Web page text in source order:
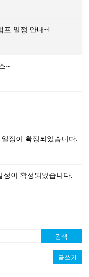
프 일정 안내~!
~
정이 확정되었습니다.
이 확정되었습니다.
검색
글쓰기